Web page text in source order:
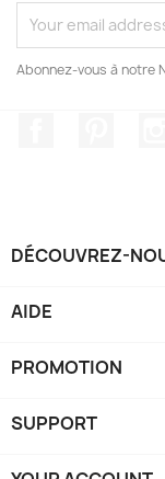
Abonnez-vous à notre
DÉCOUVREZ-
AIDE
PROMOTION
SUPPORT